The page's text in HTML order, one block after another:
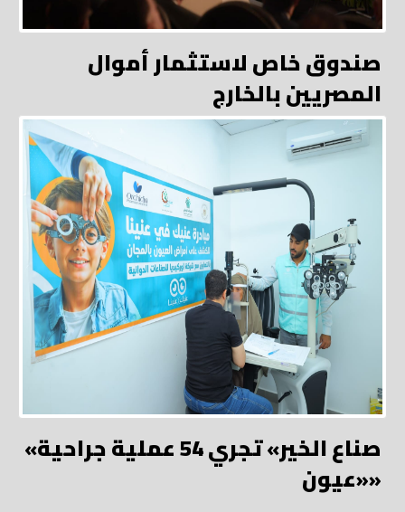
صندوق خاص لاستثمار أموال
المصريين بالخارج
«صناع الخير» تجري 54 عملية جراحية
«عيون»